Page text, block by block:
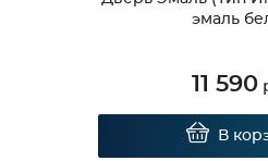
эмаль
11 590
В